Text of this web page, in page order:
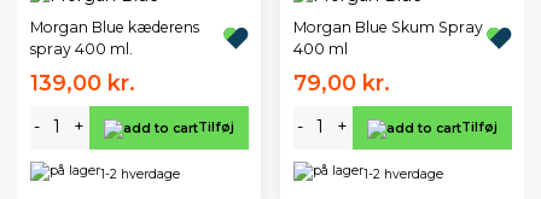
Morgan Blue kæderens
spray 400 ml.
139,00 kr.
- + Tilføj
1-2 hverdage
Morgan Blue Skum Spray
400 ml
79,00 kr.
- + Tilføj
1-2 hverdage